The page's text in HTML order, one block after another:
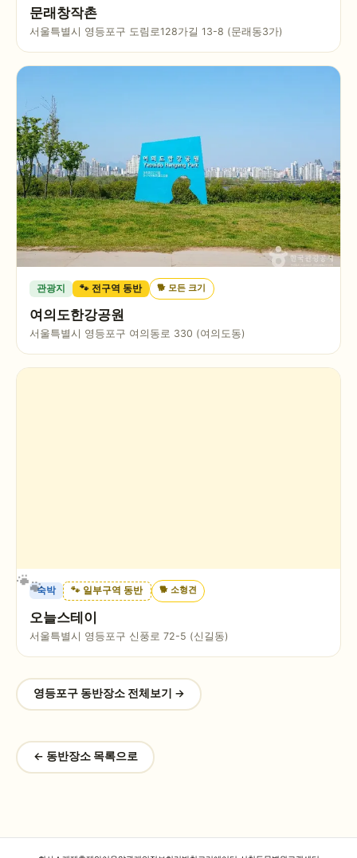
문래창작촌
서울특별시 영등포구 도림로128가길 13-8 (문래동3가)
관광지 🐾 전구역 동반 🐕모든 크기
여의도한강공원
서울특별시 영등포구 여의동로 330 (여의도동)
숙박 🐾 일부구역 동반 🐕 소형견
오늘스테이
서울특별시 영등포구 신풍로 72-5 (신길동)
영등포구동반장소 전체보기 →
← 동반장소 목록으로